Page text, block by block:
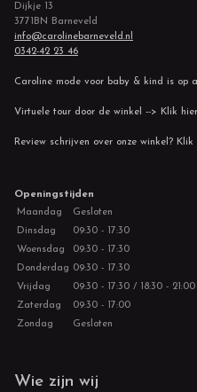
Dijkje 13
3771BN Barneveld
info@carolinebarneveld.nl
0342-42 23 46
Caroline mode voor baby & kind is op
Virtuele tour door de winkel --> Klik hier
Review schrijven over onze winkel? Klik
Openingstijden
Maandag
Gesloten
Dinsdag
09:30 - 17:30
Woensdag
09:30 - 17:30
Donderdag 09:30 - 17:30
Vrijdag
09:30 - 17:30 / 18:30 - 21:00
Zaterdag
09:30 - 17:00
Zondag
Gesloten
Wie zijn wij